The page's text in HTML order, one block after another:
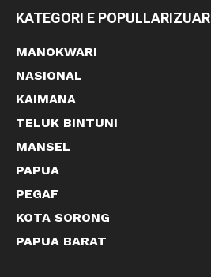
KATEGORI E POPULLARIZUAR
MANOKWARI
NASIONAL
KAIMANA
TELUK BINTUNI
MANSEL
PAPUA
PEGAF
KOTA SORONG
PAPUA BARAT